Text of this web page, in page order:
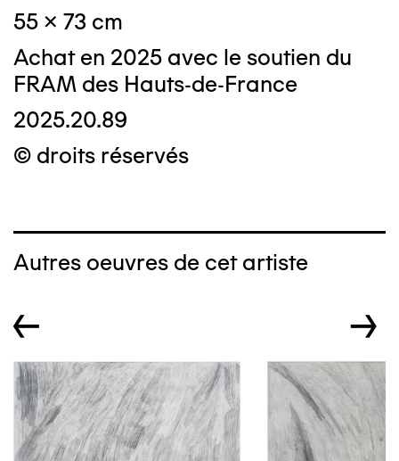
55 x 73 cm
Achat en 2025 avec le soutien du
FRAM des Hauts-de-France
2025.20.89
© droits réservés
Autres oeuvres de cet artiste
← →